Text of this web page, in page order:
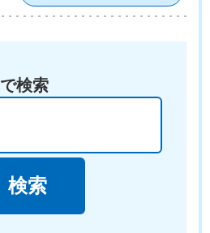
検索